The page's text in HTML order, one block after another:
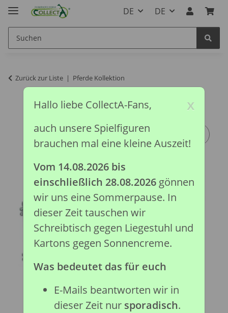
DE DE
Zurück zur Liste Pferde Kollektion
x
Hallo liebe CollectA-Fans,
auch unsere Spielfiguren
brauchen mal eine kleine Auszeit!
Vom 14.08.2026 bis
einschließlich 28.08.2026gönnen
wir uns eine Sommerpause. In
dieser Zeit tauschen wir
Schreibtisch gegen Liegestuhl und
Kartons gegen Sonnencreme.
Was bedeutet das für euch
E-Mails beantworten wir in
dieser Zeit nur sporadisch.